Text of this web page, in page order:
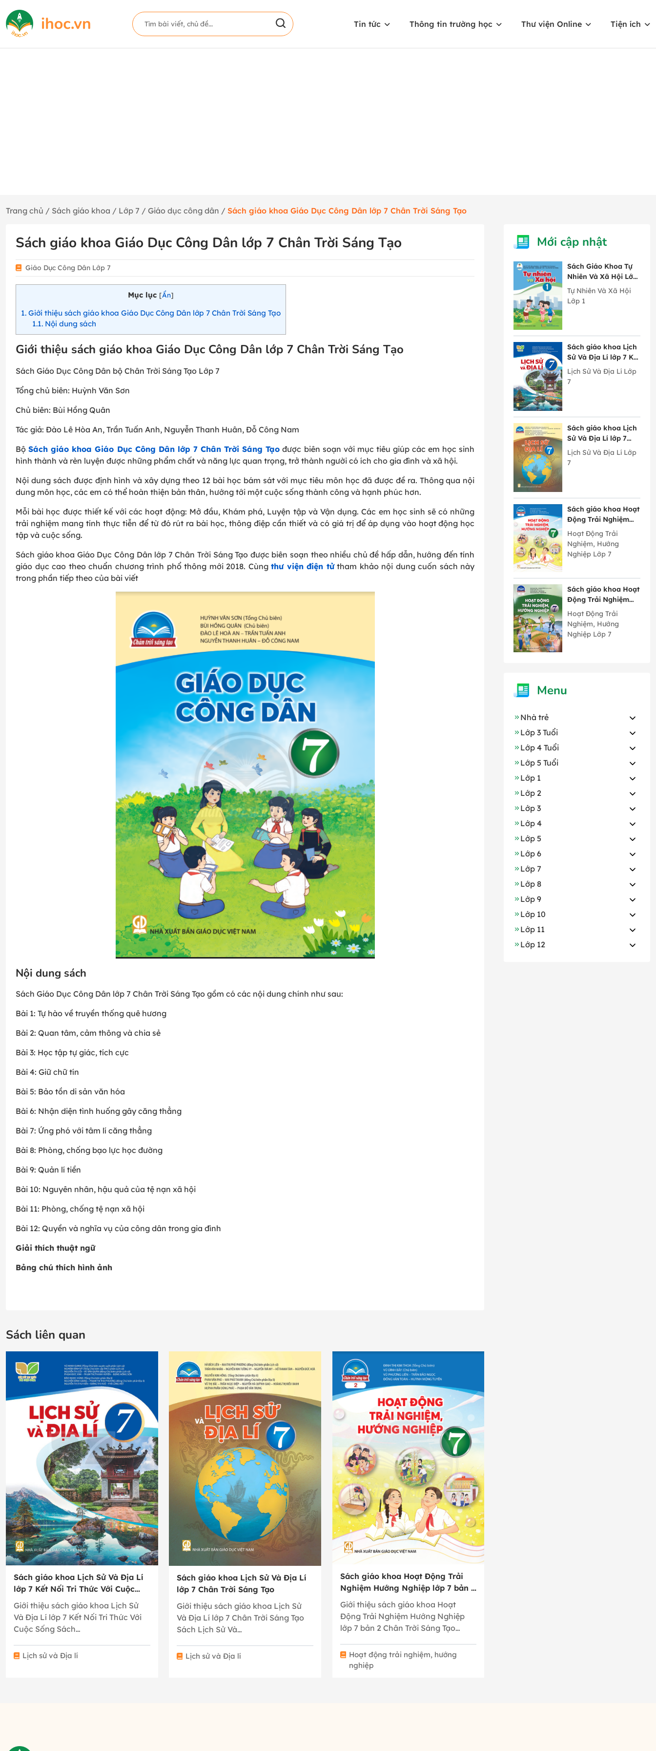
Tin tức Thông tin trường học Thư viện Online Tiện ích
Trang chủ / Sách giáo khoa / Lớp 7 / Giáo dục công dân / Sách giáo khoa Giáo Dục Công Dân lớp 7 Chân Trời Sáng Tạo
Sách giáo khoa Giáo Dục Công Dân lớp 7 Chân Trời Sáng Tạo
Giáo Dục Công Dân Lớp 7
Mục lục [Ẩn]
1 Giới thiệu sách giáo khoa Giáo Dục Công Dân lớp 7 Chân Trời Sáng Tạo
1.1Nội dung sách
Giới thiệu sách giáo khoa Giáo Dục Công Dân lớp 7 Chân Trời Sáng Tạo
Sách Giáo Dục Công Dân bộ Chân Trời Sáng Tạo Lớp 7
Tổng chủ biên: Huỳnh Văn Sơn
Chủ biên: Bùi Hồng Quân
Tác giả: Đào Lê Hòa An, Trần Tuấn Anh, Nguyễn Thanh Huân, Đỗ Công Nam
BộSách giáo khoa Giáo Dục Công Dân lớp 7 Chân Trời Sáng Tạo được biên soạn với mục tiêu giúp các em học sinh
hình thành và rèn luyện được những phẩm chất và năng lực quan trọng, trở thành người có ích cho gia đình và xã hội.
Nội dung sách được định hình và xây dựng theo 12 bài học bám sát với mục tiêu môn học đã được đề ra. Thông qua nội
dung môn học, các em có thể hoàn thiện bản thân, hướng tới một cuộc sống thành công và hạnh phúc hơn.
Mỗi bài học được thiết kế với các hoạt động: Mở đầu, Khám phá, Luyện tập và Vận dụng. Các em học sinh sẽ có những
trải nghiệm mang tính thực tiễn để từ đó rút ra bài học, thông điệp cần thiết và có giá trị để áp dụng vào hoạt động học
tập và cuộc sống.
Sách giáo khoa Giáo Dục Công Dân lớp 7 Chân Trời Sáng Tạo được biên soạn theo nhiều chủ đề hấp dẫn, hướng đến tính
giáo dục cao theo chuẩn chương trình phổ thông mới 2018. Cùngthư viện điện tửtham khảo nội dung cuốn sách này
trong phần tiếp theo của bài viết
Nội dung sách
Sách Giáo Dục Công Dân lớp 7 Chân Trời Sáng Tạo gồm có các nội dung chính như sau:
Bài 1: Tự hào về truyền thống quê hương
Bài 2: Quan tâm, cảm thông và chia sẻ
Bài 3: Học tập tự giác, tích cực
Bài 4: Giữ chữ tín
Bài 5: Bảo tồn di sản văn hóa
Bài 6: Nhận diện tình huống gây căng thẳng
Bài 7: Ứng phó với tâm lí căng thẳng
Bài 8: Phòng, chống bạo lực học đường
Bài 9: Quản lí tiền
Bài 10: Nguyên nhân, hậu quả của tệ nạn xã hội
Bài 11: Phòng, chống tệ nạn xã hội
Bài 12: Quyền và nghĩa vụ của công dân trong gia đình
Giải thích thuật ngữ
Bảng chú thích hình ảnh
Sách liên quan
Sách giáo khoa Lịch Sử Và Địa Lí
lớp 7 Kết Nối Tri Thức Với Cuộc
Sống
Giới thiệu sách giáo khoa Lịch Sử
Và Địa Lí lớp 7 Kết Nối Tri Thức Với
Cuộc Sống Sách…
Lịch sử và Địa lí
Sách giáo khoa Lịch Sử Và Địa Lí
lớp 7 Chân Trời Sáng Tạo
Giới thiệu sách giáo khoa Lịch Sử
Và Địa Lí lớp 7 Chân Trời Sáng Tạo
Sách Lịch Sử Và…
Lịch sử và Địa lí
Sách giáo khoa Hoạt Động Trải
Nghiệm Hướng Nghiệp lớp 7 bản 2
Chân Trời Sáng Tạo
Giới thiệu sách giáo khoa Hoạt
Động Trải Nghiệm Hướng Nghiệp
lớp 7 bản 2 Chân Trời Sáng Tạo
Hoạt động trải nghiệm, hướng
nghiệp
Mới cập nhật
Sách Giáo Khoa Tự
Nhiên Và Xã Hội Lớp
1 Cánh Diều
Tự Nhiên Và Xã Hội
Lớp 1
Sách giáo khoa Lịch
Sử Và Địa Lí lớp 7 Kết
Nối Tri Thức Với
Cuộc Sống
Lịch Sử Và Địa Lí Lớp
7
Sách giáo khoa Lịch
Sử Và Địa Lí lớp 7
Chân Trời Sáng Tạo
Lịch Sử Và Địa Lí Lớp
7
Sách giáo khoa Hoạt
Động Trải Nghiệm
Hướng Nghiệp lớp 7
bản 2 Chân Trời
Sáng Tạo
Hoạt Động Trải
Nghiệm, Hướng
Nghiệp Lớp 7
Sách giáo khoa Hoạt
Động Trải Nghiệm
Hướng Nghiệp lớp 7
bản 1 Chân Trời
Sáng Tạo
Hoạt Động Trải
Nghiệm, Hướng
Nghiệp Lớp 7
Menu
Nhà trẻ
Lớp 3 Tuổi
Lớp 4 Tuổi
Lớp 5 Tuổi
Lớp 1
Lớp 2
Lớp 3
Lớp 4
Lớp 5
Lớp 6
Lớp 7
Lớp 8
Lớp 9
Lớp 10
Lớp 11
Lớp 12